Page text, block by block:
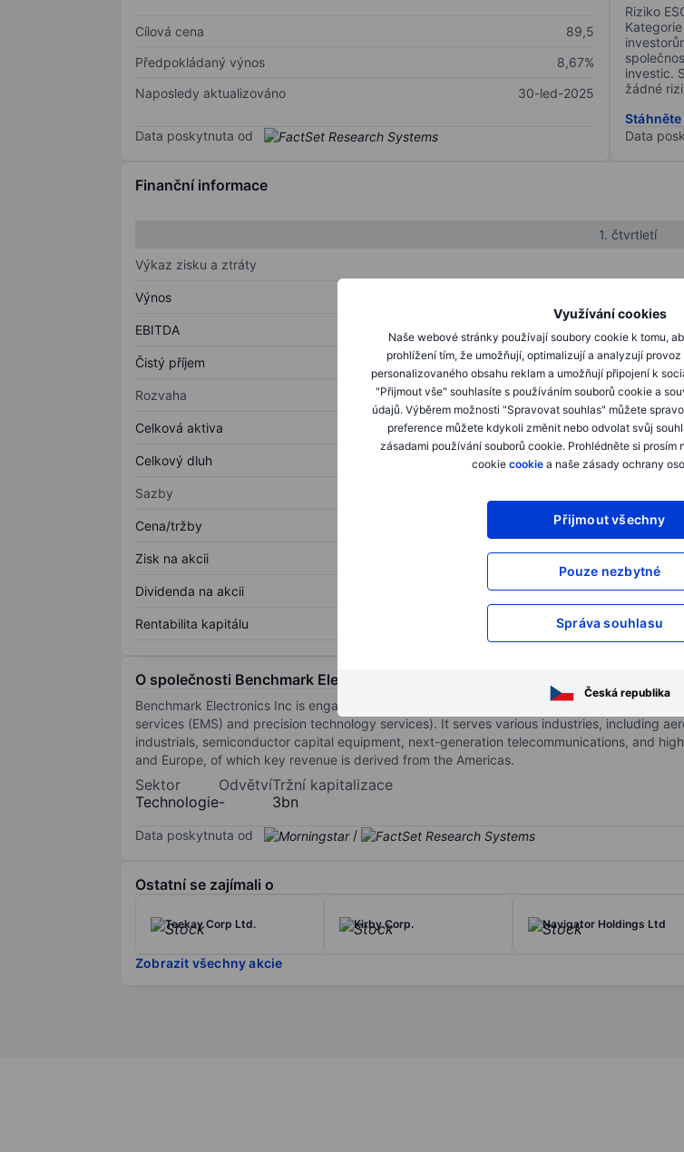
Využívání cookies
Naše webové stránky používají soubory cookie k tomu,
prohlížení tím, že umožňují, optimalizují a analyzují
personalizovaného obsahu reklam a umožňují připojení k
"Přijmout vše" souhlasíte s používáním souborů cookie a
údajů. Výběrem možnosti "Spravovat souhlas" můžete
preference můžete kdykoli změnit nebo odvolat svůj
zásadami používání souborů cookie. Prohlédněte si prosím
cookie cookie a naše zásady ochrany
Přijmout všechny
Pouze nezbytné
Správa souhlasu
Česká republika
Cílová cena
89,5
Předpokládaný výnos
8,67%
Naposledy aktualizováno
30-led-2025
Data poskytnuta od
Riziko
investic.
žádné
Data
Finanční informace
1. čtvrtletí
Výkaz zisku a ztráty
Výnos
EBITDA XXXXXXX
Čistý příjem XXXXXXX
Rozvaha
Celková aktiva XXXXXXX
Celkový dluh XXXXXXX
Sazby
Cena/tržby XXXXXXX
Zisk na akcii XXXXXXX
Dividenda na akcii XXXXXXX
Rentabilita kapitálu XXXXXXX
Otevřete si účet
O společnosti Benchmark Electronics Inc.
Benchmark Electronics Inc is engaged in product designing, engineering services,
services (EMS) and precision technology services). It serves various industries, including
industrials, semiconductor capital equipment, next-generation telecommunications, and
and Europe, of which key revenue is derived from the Americas.
Sektor
Technologie
Odvětví
-
Tržní kapitalizace
3bn
Data poskytnuta od /
Ostatní se zajímali o
Teekay Corp Ltd. Kirby Corp. Navigator Holdings Ltd
Zobrazit všechny akcie